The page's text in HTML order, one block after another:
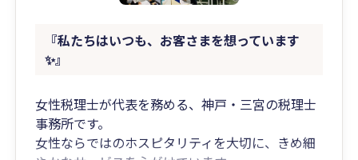
『私たちはいつも、お客さまを想っています
✨』
女性税理士が代表を務める、神戸・三宮の税理士
事務所です。
女性ならではのホスピタリティを大切に、きめ細